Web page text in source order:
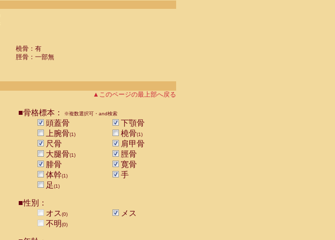
橈骨：有
脛骨：一部無
▲このページの最上部へ戻る
■骨格標本： ※複数選択可・and検索
頭蓋骨
下顎骨
上腕骨(1) 橈骨(1)
尺骨
肩甲骨
大腿骨(1)
脛骨
腓骨
寛骨
体幹(1)
手
足(1)
■性別：
オス(0)
メス
不明(0)